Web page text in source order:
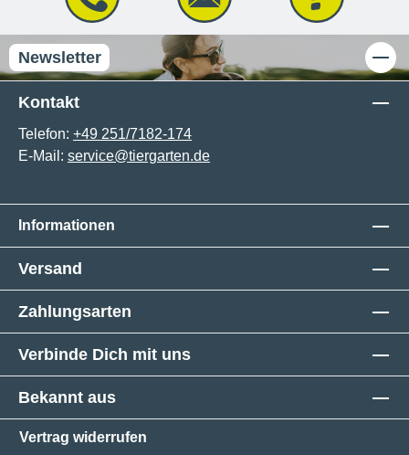
Newsletter
Kontakt
Telefon: +49 251/7182-174
E-Mail: service@tiergarten.de
Informationen
Versand
Zahlungsarten
Verbinde Dich mit uns
Bekannt aus
Vertrag widerrufen